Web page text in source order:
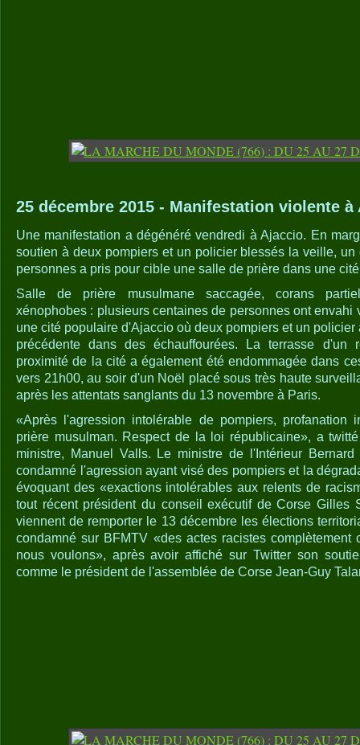
25 décembre 2015 - Manifestation violente à
Une manifestation a dégénéré vendredi à Ajaccio. En
soutien à deux pompiers et un policier blessés la veille,
personnes a pris pour cible une salle de prière dans une
Salle de prière musulmane saccagée, corans
xénophobes : plusieurs centaines de personnes ont envahi
une cité populaire d'Ajaccio où deux pompiers et un
précédente dans des échauffourées. La terrasse d'un
proximité de la cité a également été endommagée dans
vers 21h00, au soir d'un Noël placé sous très haute
après les attentats sanglants du 13 novembre à Paris.
«Après l'agression intolérable de pompiers, profanation
prière musulman. Respect de la loi républicaine», a
ministre, Manuel Valls. Le ministre de l'Intérieur
condamné l'agression ayant visé des pompiers et la
évoquant des «exactions intolérables aux relents de
tout récent président du conseil exécutif de Corse Gilles
viennent de remporter le 13 décembre les élections
condamné sur BFMTV «des actes racistes complètement
nous voulons», après avoir affiché sur Twitter son
comme le président de l'assemblée de Corse Jean-Guy